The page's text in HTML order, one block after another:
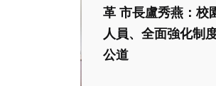
革 市長盧秀燕：校
人員、全面強化制
公道
生活